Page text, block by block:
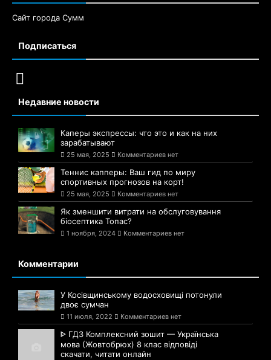
Сайт города Сумм
Подписаться
Недавние новости
Каперы экспрессы: что это и как на них
зарабатывают
25 мая, 2025 Комментариев нет
Теннис капперы: Ваш гид по миру
спортивных прогнозов на корт!
25 мая, 2025 Комментариев нет
Як зменшити витрати на обслуговування
біосептика Топас?
1 ноября, 2024 Комментариев нет
Комментарии
У Косівщинському водосховищі потонули
двоє сумчан
11 июля, 2022 Комментариев нет
ᐈ ГДЗ Комплексний зошит — Українська
мова (Жовтобрюх) 8 клас відповіді
скачати, читати онлайн